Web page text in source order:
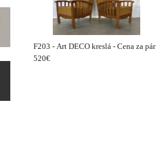
F203 - Art DECO kreslá - Cena za pár
520€